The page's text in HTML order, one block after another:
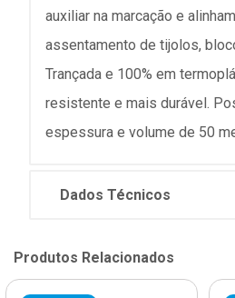
auxiliar na marcação e
assentamento de tijolos,
Trançada e 100% em
resistente e mais durável.
espessura e volume de 50
Dados Técnicos
Produtos Relacionados